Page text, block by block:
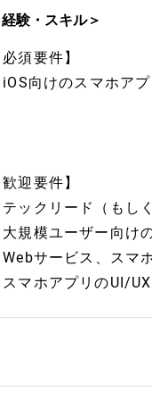
験・スキル＞
須要件】
向けのスマホア
迎要件】
ックリード（もし
規模ユーザー向け
サービス、スマ
マホアプリのUI/